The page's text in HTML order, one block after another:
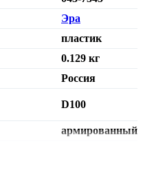
Эра
пластик
0.129 кг
Россия
D100
армированный